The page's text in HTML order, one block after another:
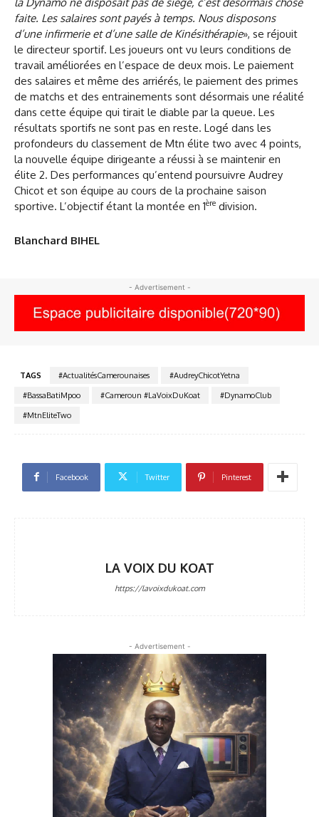
faite. Les salaires sont payés à temps. Nous disposons
d’une infirmerie et d’une salle de Kinésithérapie», se réjouit
le directeur sportif. Les joueurs ont vu leurs conditions de
travail améliorées en l’espace de deux mois. Le paiement
des salaires et même des arriérés, le paiement des primes
de matchs et des entrainements sont désormais une réalité
dans cette équipe qui tirait le diable par la queue. Les
résultats sportifs ne sont pas en reste. Logé dans les
profondeurs du classement de Mtn élite two avec 4 points,
la nouvelle équipe dirigeante a réussi à se maintenir en
élite 2. Des performances qu’entend poursuivre Audrey
Chicot et son équipe au cours de la prochaine saison
sportive. L’objectif étant la montée en 1ère division.
Blanchard BIHEL
- Advertisement -
TAGS #ActualitésCamerounaises
#AudreyChicotYetna
#BassaBatiMpoo
#Cameroun #LaVoixDuKoat
#DynamoClub
#MtnEliteTwo
Facebook Twitter Pinterest
LA VOIX DU KOAT
https://lavoixdukoat.com
- Advertisement -